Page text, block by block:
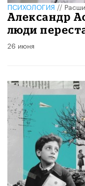
ПСИХОЛОГИЯ//
Александр
люди
26 июня